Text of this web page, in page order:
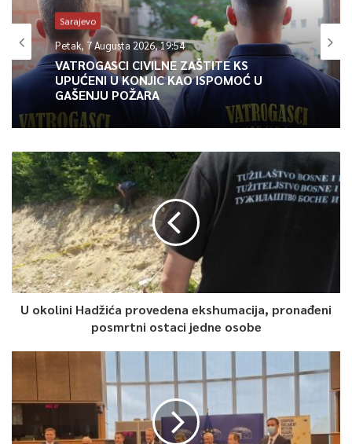
Sarajevo
Petak, 7 Augusta 2026, 19:54
VATROGASCI CIVILNE ZAŠTITE KS
UPUĆENI U KONJIC KAO ISPOMOĆ U
GAŠENJU POŽARA
U okolini Hadžića provedena ekshumacija, pronađeni
posmrtni ostaci jedne osobe